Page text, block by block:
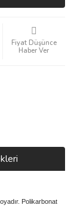
Fiyat Düşünce
Haber Ver
Polikarbonat